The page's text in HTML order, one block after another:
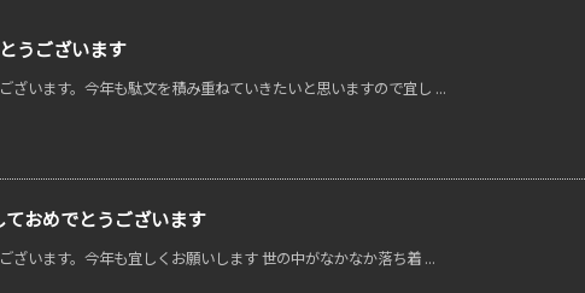
うございます
ざいます。今年も駄文を積み重ねていきたいと思いますので宜し ...
おめでとうございます
ざいます。今年も宜しくお願いします 世の中がなかなか落ち着 ...